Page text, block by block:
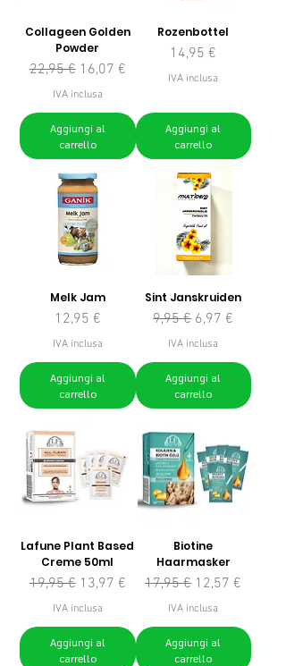
Collageen Golden
Powder
Prezzo regolare
22,95 € Prezzo scontato
16,07 €
IVA inclusa
Aggiungi al
carrello
Rozenbottel
Prezzo
14,95 €
IVA inclusa
Aggiungi al
carrello
Melk Jam
Prezzo
12,95 €
IVA inclusa
Aggiungi al
carrello
Sint Janskruiden
Prezzo regolare
9,95 € Prezzo scontato
6,97 €
IVA inclusa
Aggiungi al
carrello
Lafune Plant Based
Creme 50ml
Prezzo regolare
19,95 € Prezzo scontato
13,97 €
IVA inclusa
Aggiungi al
carrello
Biotine
Haarmasker
Prezzo regolare
17,95 € Prezzo scontato
12,57 €
IVA inclusa
Aggiungi al
carrello